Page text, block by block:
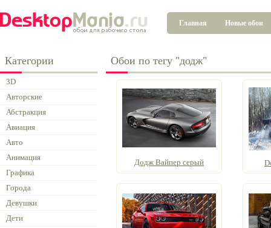
Главная Новые обои
Категории
3D
Авторские
Абстракция
Авиация
Авто
Анимация
Графика
Города
Девушки
Дети
Обои по тегу "додж"
Додж Вайпер серый